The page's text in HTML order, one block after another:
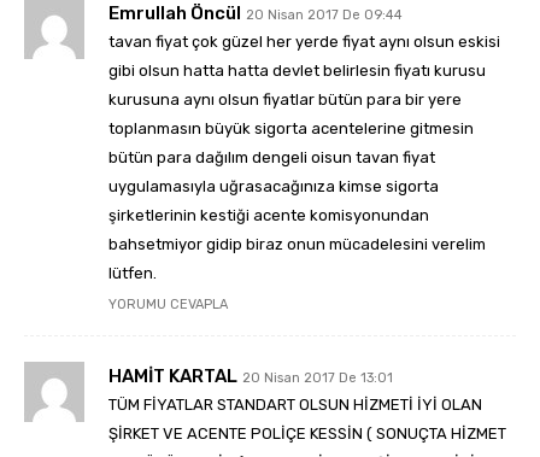
Emrullah Öncül 20 Nisan 2017 De 09:44
tavan fiyat çok güzel her yerde fiyat aynı olsun eskisi
gibi olsun hatta hatta devlet belirlesin fiyatı kurusu
kurusuna aynı olsun fiyatlar bütün para bir yere
toplanmasın büyük sigorta acentelerine gitmesin
bütün para dağılım dengeli oisun tavan fiyat
uygulamasıyla uğrasacağınıza kimse sigorta
şirketlerinin kestiği acente komisyonundan
bahsetmiyor gidip biraz onun mücadelesini verelim
lütfen.
YORUMU CEVAPLA
HAMİT KARTAL 20 Nisan 2017 De 13:01
TÜM FİYATLAR STANDART OLSUN HİZMETİ İYİ OLAN
ŞİRKET VE ACENTE POLİÇE KESSİN ( SONUÇTA HİZMET